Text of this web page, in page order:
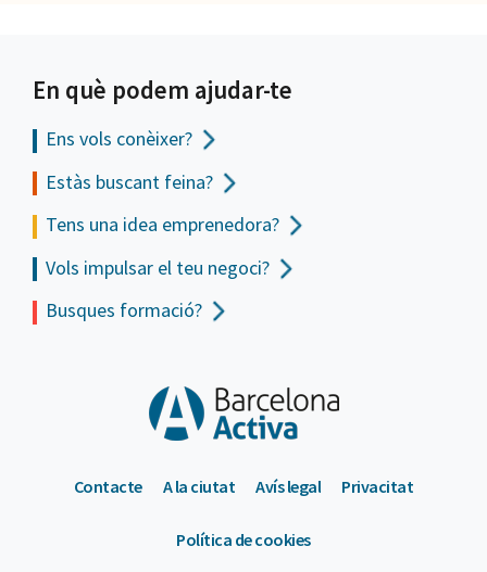
En què podem ajudar-te
Ens vols conèixer?
Estàs buscant feina?
Tens una idea emprenedora?
Vols impulsar el teu negoci?
Busques formació?
Contacte A la ciutat Avís legal Privacitat
Política de cookies